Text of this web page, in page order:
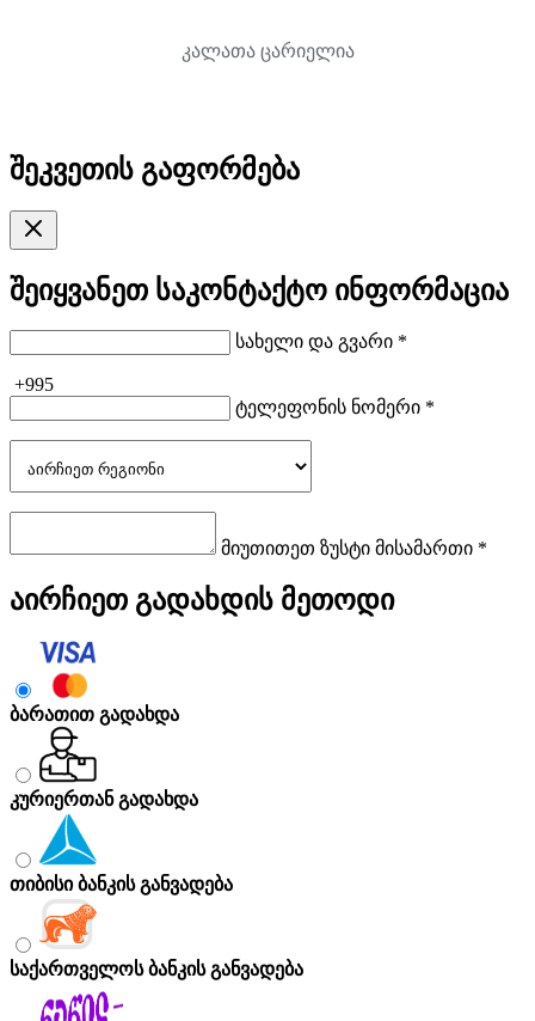
კალათა ცარიელია
შეკვეთის გაფორმება
შეიყვანეთ საკონტაქტო ინფორმაცია
სახელი და გვარი *
+995
ტელეფონის ნომერი *
მიუთითეთ ზუსტი მისამართი *
აირჩიეთ გადახდის მეთოდი
ბარათით გადახდა
კურიერთან გადახდა
თიბისი ბანკის განვადება
საქართველოს ბანკის განვადება